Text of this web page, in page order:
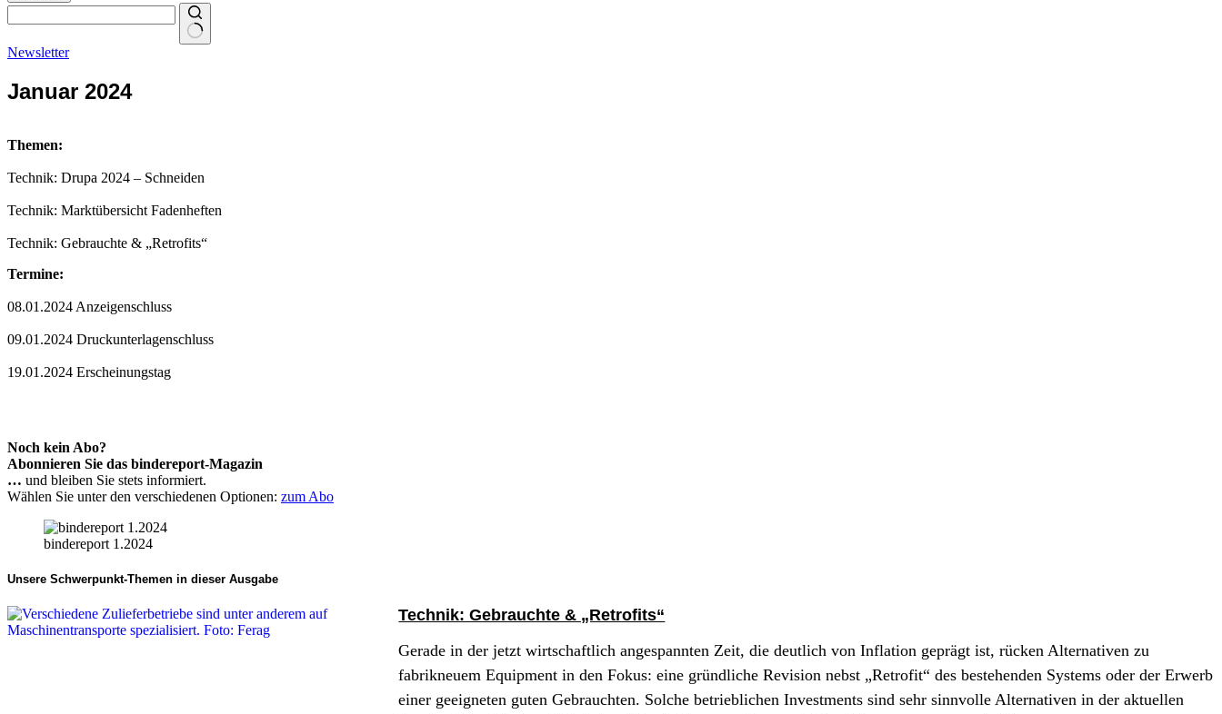
Newsletter
Januar 2024
Themen:
Technik: Drupa 2024 – Schneiden
Technik: Marktübersicht Fadenheften
Technik: Gebrauchte & „Retrofits“
Termine:
08.01.2024 Anzeigenschluss
09.01.2024 Druckunterlagenschluss
19.01.2024 Erscheinungstag
Noch kein Abo?
Abonnieren Sie das bindereport-Magazin
… und bleiben Sie stets informiert.
Wählen Sie unter den verschiedenen Optionen: zum Abo
bindereport 1.2024
Unsere Schwerpunkt-Themen in dieser Ausgabe
Technik: Gebrauchte & „Retrofits“
Gerade in der jetzt wirtschaftlich angespannten Zeit, die deutlich von Inflation geprägt ist, rücken Alternativen zu
fabrikneuem Equipment in den Fokus: eine gründliche Revision nebst „Retrofit“ des bestehenden Systems oder der Erwerb
einer geeigneten guten Gebrauchten. Solche betrieblichen Investments sind sehr sinnvolle Alternativen in der aktuellen